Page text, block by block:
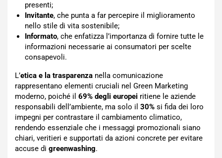
presenti;
Invitante, che punta a far percepire il miglioramento
nello stile di vita sostenibile;
Informato, che enfatizza l’importanza di fornire tutte le
informazioni necessarie ai consumatori per scelte
consapevoli.
L’etica e la trasparenza nella comunicazione
rappresentano elementi cruciali nel Green Marketing
moderno, poiché il 69% degli europei ritiene le aziende
responsabili dell’ambiente, ma solo il 30% si fida dei loro
impegni per contrastare il cambiamento climatico,
rendendo essenziale che i messaggi promozionali siano
chiari, veritieri e supportati da azioni concrete per evitare
accuse di greenwashing.